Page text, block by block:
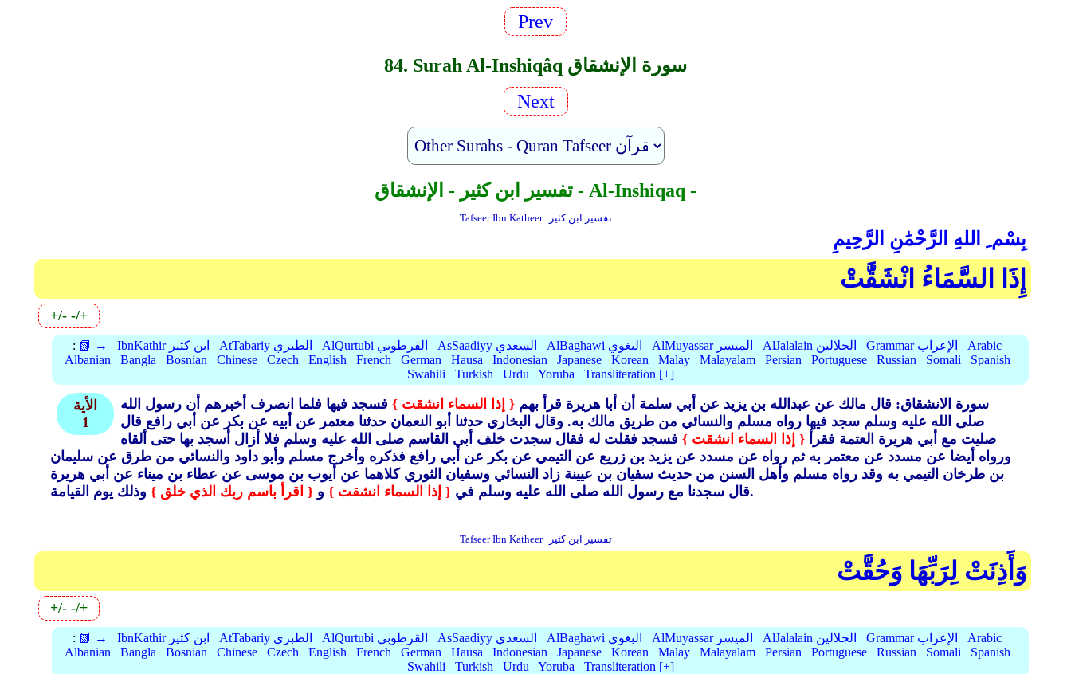
Prev
84. Surah Al-Inshiqâq سورة الإنشقاق
Next
تفسير ابن كثير - الإنشقاق - Al-Inshiqaq -
Tafseer Ibn Katheer تفسير ابن كثير
بِسْم ِ اللهِ الرَّحْمَٰنِ الرَّحِيمِ
إِذَا السَّمَاءُ انْشَقَّتْ
+/- -/+
: 📗 → IbnKathir ابن كثير AtTabariy الطبري AlQurtubi القرطوبي AsSaadiyy السعدي AlBaghawi البغوي AlMuyassar الميسر AlJalalain الجلالين Grammar الإعراب
Arabic
Albanian
Bangla Bosnian Chinese Czech English French German Hausa Indonesian Japanese Korean Malay Malayalam Persian Portuguese Russian Somali
Spanish
Swahili
Turkish Urdu Yoruba Transliteration [+]
الأية
1
سورة الانشقاق: قال مالك عن عبدالله بن يزيد عن أبي سلمة أن أبا هريرة قرأ بهم { إذا السماء انشقت } فسجد فيها فلما انصرف أخبرهم أن رسول الله
صلى الله عليه وسلم سجد فيها رواه مسلم والنسائي من طريق مالك به. وقال البخاري حدثنا أبو النعمان حدثنا معتمر عن أبيه عن بكر عن أبي رافع قال
صليت مع أبي هريرة العتمة فقرأ { إذا السماء انشقت } فسجد فقلت له فقال سجدت خلف أبي القاسم صلى الله عليه وسلم فلا أزال أسجد بها حتى ألقاه
ورواه أيضا عن مسدد عن معتمر به ثم رواه عن مسدد عن يزيد بن زريع عن التيمي عن بكر عن أبي رافع فذكره وأخرج مسلم وأبو داود والنسائي من طرق عن سليمان
بن طرخان التيمي به وقد رواه مسلم وأهل السنن من حديث سفيان بن عيينة زاد النسائي وسفيان الثوري كلاهما عن أيوب بن موسى عن عطاء بن ميناء عن أبي هريرة
قال سجدنا مع رسول الله صلى الله عليه وسلم في { إذا السماء انشقت } و { اقرأ باسم ربك الذي خلق } وذلك يوم القيامة.
Tafseer Ibn Katheer تفسير ابن كثير
وَأَذِنَتْ لِرَبِّهَا وَحُقَّتْ
+/- -/+
: 📗 → IbnKathir ابن كثير AtTabariy الطبري AlQurtubi القرطوبي AsSaadiyy السعدي AlBaghawi البغوي AlMuyassar الميسر AlJalalain الجلالين Grammar الإعراب
Arabic
Albanian
Bangla Bosnian Chinese Czech English French German Hausa Indonesian Japanese Korean Malay Malayalam Persian Portuguese Russian Somali
Spanish
Swahili
Turkish Urdu Yoruba Transliteration [+]